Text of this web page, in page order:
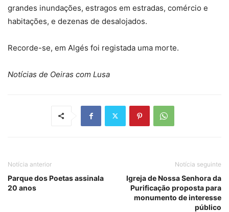
grandes inundações, estragos em estradas, comércio e
habitações, e dezenas de desalojados.
Recorde-se, em Algés foi registada uma morte.
Notícias de Oeiras com Lusa
Notícia anterior
Parque dos Poetas assinala
20 anos
Notícia seguinte
Igreja de Nossa Senhora da
Purificação proposta para
monumento de interesse
público